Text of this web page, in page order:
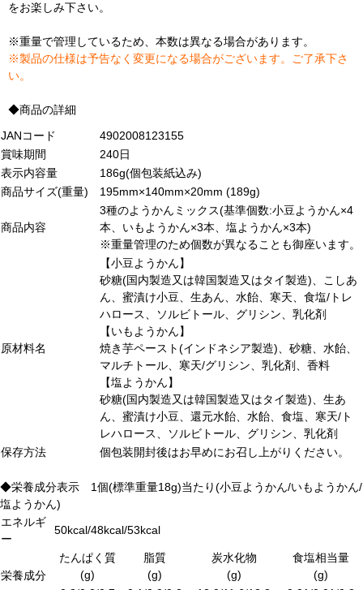
をお楽しみ下さい。
※重量で管理しているため、本数は異なる場合があります。
※製品の仕様は予告なく変更になる場合がございます。ご了承下さ
い。
◆商品の詳細
JANコード
4902008123155
賞味期間
240日
表示内容量
186g(個包装紙込み)
商品サイズ(重量)
195mm×140mm×20mm (189g)
商品内容
3種のようかんミックス(基準個数:小豆ようかん×4
本、いもようかん×3本、塩ようかん×3本)
※重量管理のため個数が異なることも御座います。
原材料名
【小豆ようかん】
砂糖(国内製造又は韓国製造又はタイ製造)、こしあ
ん、蜜漬け小豆、生あん、水飴、寒天、食塩/トレ
ハロース、ソルビトール、グリシン、乳化剤
【いもようかん】
焼き芋ペースト(インドネシア製造)、砂糖、水飴、
マルチトール、寒天/グリシン、乳化剤、香料
【塩ようかん】
砂糖(国内製造又は韓国製造又はタイ製造)、生あ
ん、蜜漬け小豆、還元水飴、水飴、食塩、寒天/ト
レハロース、ソルビトール、グリシン、乳化剤
保存方法
個包装開封後はお早めにお召し上がりください。
◆栄養成分表示 1個(標準重量18g)当たり(小豆ようかん/いもようかん/
塩ようかん)
エネルギ
ー
50kcal/48kcal/53kcal
栄養成分
たんぱく質
(g)
脂質
(g)
炭水化物
(g)
食塩相当量
(g)